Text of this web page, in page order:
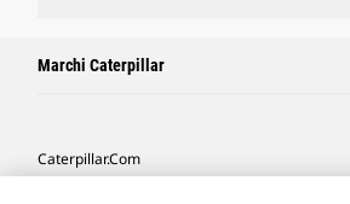
Marchi Caterpillar
Caterpillar.com